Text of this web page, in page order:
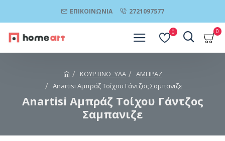
ΕΠΙΚΟΙΝΩΝΊΑ 2721097577
0 0
ΚΟΥΡΤΙΝΟΞΥΛΑ
ΑΜΠΡΑΖ
Anartisi Αμπράζ Τοίχου Γάντζος Σαμπανιζε
Anartisi Αμπράζ Τοίχου Γάντζος
Σαμπανιζε